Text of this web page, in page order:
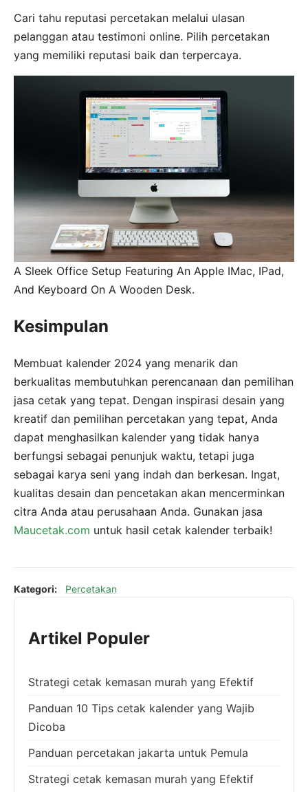
Cari tahu reputasi percetakan melalui ulasan
pelanggan atau testimoni online. Pilih percetakan
yang memiliki reputasi baik dan terpercaya.
A Sleek Office Setup Featuring An Apple IMac, IPad,
And Keyboard On A Wooden Desk.
Kesimpulan
Membuat kalender 2024 yang menarik dan
berkualitas membutuhkan perencanaan dan pemilihan
jasa cetak yang tepat. Dengan inspirasi desain yang
kreatif dan pemilihan percetakan yang tepat, Anda
dapat menghasilkan kalender yang tidak hanya
berfungsi sebagai penunjuk waktu, tetapi juga
sebagai karya seni yang indah dan berkesan. Ingat,
kualitas desain dan pencetakan akan mencerminkan
citra Anda atau perusahaan Anda. Gunakan jasa
Maucetak.com untuk hasil cetak kalender terbaik!
Kategori: Percetakan
Artikel Populer
Strategi cetak kemasan murah yang Efektif
Panduan 10 Tips cetak kalender yang Wajib
Dicoba
Panduan percetakan jakarta untuk Pemula
Strategi cetak kemasan murah yang Efektif